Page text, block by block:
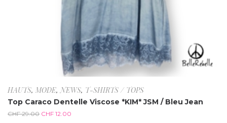
HAUTS, MODE,NEWS, T-SHIRTS / TOPS
Top Caraco Dentelle Viscose *KIM* JSM / Bleu Jean
CHF29.00 CHF 12.00